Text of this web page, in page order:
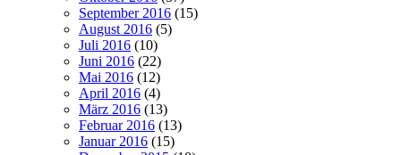
September 2016 (15)
August 2016 (5)
Juli 2016 (10)
Juni 2016 (22)
Mai 2016 (12)
April 2016 (4)
März 2016 (13)
Februar 2016 (13)
Januar 2016 (15)